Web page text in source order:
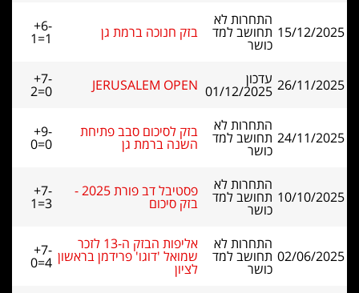
15/12/2025
התחרות לא
תחושב למד
כושר
בזק חנוכה ברמת גן +6-
1=1
26/11/2025 עדכון
01/12/2025
JERUSALEM OPEN
+7-
2=0
24/11/2025
התחרות לא
תחושב למד
כושר
בזק לסיכום סבב פתיחת
השנה ברמת גן
+9-
0=0
10/10/2025
התחרות לא
תחושב למד
כושר
פסטיבל דב פורת 2025 -
בזק סיכום
+7-
1=3
02/06/2025
התחרות לא
תחושב למד
כושר
אליפות הבזק ה-13 לזכר
שמואל 'דוגו' פרידמן בראשון
לציון
+7-
0=4